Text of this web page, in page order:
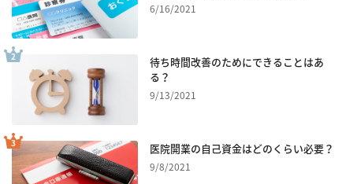
6/16/2021
待ち時間改善のためにできることはあ
る？
9/13/2021
医院開業の自己資金はどのくらい必要？
9/8/2021